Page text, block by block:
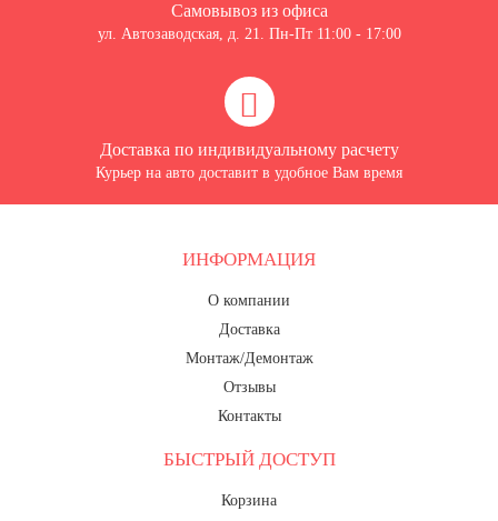
Самовывоз из офиса
ул. Автозаводская, д. 21. Пн-Пт 11:00 - 17:00
Доставка по индивидуальному расчету
Курьер на авто доставит в удобное Вам время
ИНФОРМАЦИЯ
О компании
Доставка
Монтаж/Демонтаж
Отзывы
Контакты
БЫСТРЫЙ ДОСТУП
Корзина